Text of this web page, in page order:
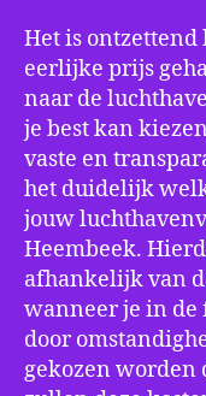
Het is
eerlijke prijs
naar de
je best kan
vaste en
het duidelijk
jouw
Heembeek.
afhankelijk van
wanneer je in de
door
gekozen worden